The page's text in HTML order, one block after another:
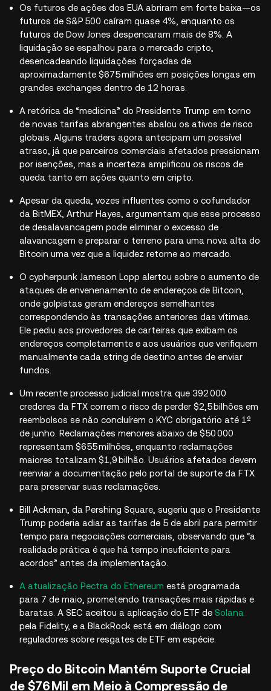
Os futuros de ações dos EUA abriram em forte baixa—os
futuros de S&P 500 caíram quase 4%, enquanto os
futuros de Dow Jones despencaram mais de 8%. A
liquidação se espalhou para o mercado cripto,
desencadeando liquidações forçadas de
aproximadamente $675 milhões em posições longas em
grandes exchanges dentro de 12 horas.
A retórica de “medicina” do Presidente Trump em torno
de novas tarifas abrangentes abalou os ativos de risco
globais. Alguns traders agora antecipam um possível
atraso, já que parceiros comerciais afetados pressionam
por isenções, mas a incerteza amplificou os riscos de
queda tanto em ações quanto em cripto.
Apesar da queda, vozes influentes como o cofundador
da BitMEX, Arthur Hayes, argumentam que esse processo
de desalavancagem pode eliminar o excesso de
alavancagem e preparar o terreno para uma nova alta do
Bitcoin uma vez que a liquidez retorne ao mercado.
O cypherpunk Jameson Lopp alertou sobre o aumento de
ataques de envenenamento de endereços de Bitcoin,
onde golpistas geram endereços semelhantes
correspondendo às transações anteriores das vítimas.
Ele pediu aos provedores de carteiras que exibam os
endereços completamente e aos usuários que verifiquem
manualmente cada string de destino antes de enviar
fundos.
Um recente processo judicial mostra que 392 000
credores da FTX correm o risco de perder $2,5 bilhões em
reembolsos se não concluírem o KYC obrigatório até 1º
de junho. Reclamações menores abaixo de $50 000
representam $655 milhões, enquanto reclamações
maiores totalizam $1,9 bilhão. Usuários afetados devem
reenviar a documentação pelo portal de suporte da FTX
para preservar suas reclamações.
Bill Ackman, da Pershing Square, sugeriu que o Presidente
Trump poderia adiar as tarifas de 5 de abril para permitir
tempo para negociações comerciais, observando que “a
realidade prática é que há tempo insuficiente para
acordos” antes da implementação.
A atualização Pectra do Ethereum está programada
para 7 de maio, prometendo transações mais rápidas e
baratas. A SEC aceitou a aplicação do ETF de Solana
pela Fidelity, e a BlackRock está em diálogo com
reguladores sobre resgates de ETF em espécie.
Preço do Bitcoin Mantém Suporte Crucial
de $76 Mil em Meio à Compressão de